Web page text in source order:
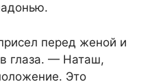
перед женой и
глаза. — Наташ,
Это